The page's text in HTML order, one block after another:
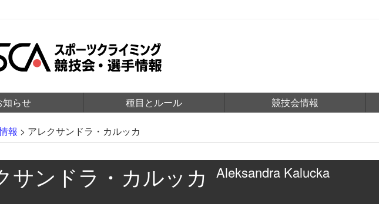
知らせ 種目とルール 競技会情報
報 > アレクサンドラ・カルッカ
サンドラ・カルッカ Aleksandra Kalucka